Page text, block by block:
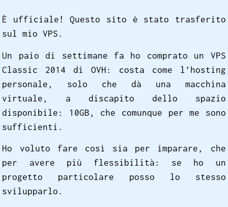
È ufficiale! Questo sito è stato trasferito
sul mio VPS.
Un paio di settimane fa ho comprato un VPS
Classic 2014 di OVH: costa come l’hosting
personale, solo che dà una macchina
virtuale, a discapito dello spazio
disponibile: 10GB, che comunque per me sono
sufficienti.
Ho voluto fare così sia per imparare, che
per avere più flessibilità: se ho un
progetto particolare posso lo stesso
svilupparlo.